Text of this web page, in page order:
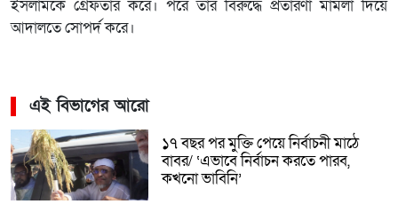
ইসলামকে গ্রেফতার করে। পরে তার বিরুদ্ধে প্রতারণা মামলা দিয়ে
আদালতে সোপর্দ করে।
এই বিভাগের আরো
১৭ বছর পর মুক্তি পেয়ে নির্বাচনী মাঠে
বাবর/ ‘এভাবে নির্বাচন করতে পারব,
কখনো ভাবিনি’